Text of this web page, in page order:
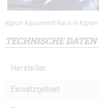
Kiprun Kipsummit Race ©
TECHNISCHE DATEN
Hersteller:
Einsatzgebiet: